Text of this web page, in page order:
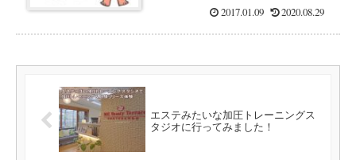
2017.01.09 2020.08.29
エステみたいな加圧トレーニングス
タジオに行ってみました！